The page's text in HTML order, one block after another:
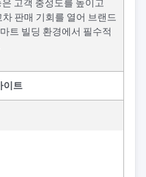
고객 충성도를 높이고
판매 기회를 열어 브랜드
트 빌딩 환경에서 필수적
이트